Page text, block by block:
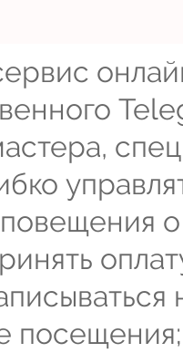
о
посещения;